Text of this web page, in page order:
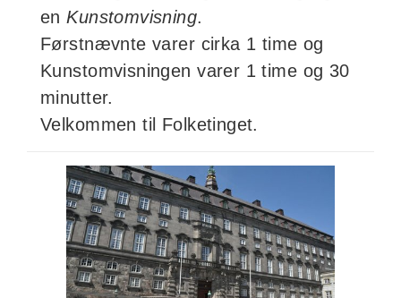
en Kunstomvisning.
Førstnævnte varer cirka 1 time og
Kunstomvisningen varer 1 time og 30
minutter.
Velkommen til Folketinget.